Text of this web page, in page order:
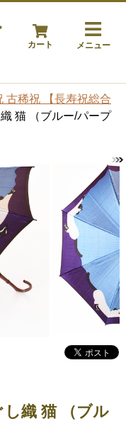
カート メニュー
古稀祝 【長寿祝総合
猫 （ブルー/パープ
織 猫 （ブル